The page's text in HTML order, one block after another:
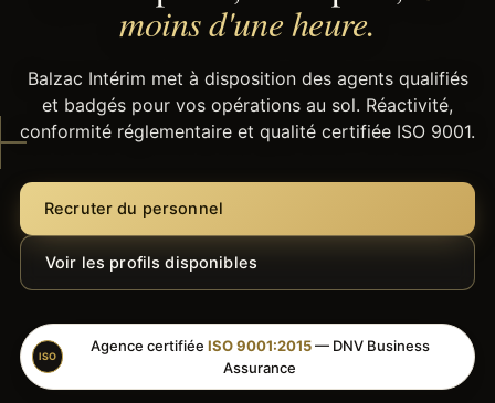
moins d'une heure.
Balzac Intérim met à disposition des agents qualifiés
et badgés pour vos opérations au sol. Réactivité,
conformité réglementaire et qualité certifiée ISO 9001.
Recruter du personnel
Voir les profils disponibles
ISO
Agence certifiée ISO 9001:2015— DNV Business
Assurance